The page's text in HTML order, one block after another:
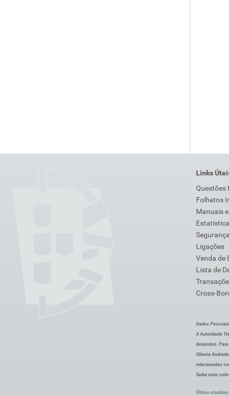
Links
Questões
Folhetos
Manuais
Ligações
Venda de
Lista de
Cross-
Dados Pessoais
A Autoridade
dezembro.
Oliveira
relacionadas
Saiba mais
Última